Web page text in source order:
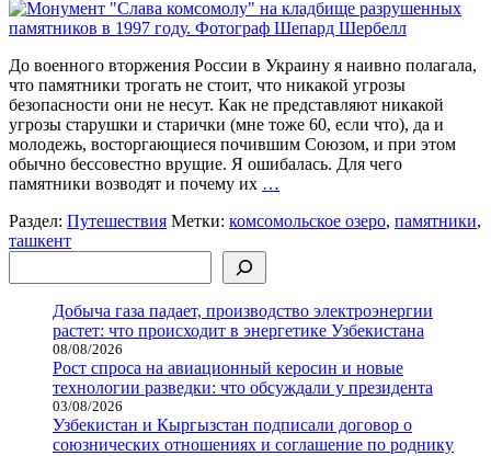
До военного вторжения России в Украину я наивно полагала,
что памятники трогать не стоит, что никакой угрозы
безопасности они не несут. Как не представляют никакой
угрозы старушки и старички (мне тоже 60, если что), да и
молодежь, восторгающиеся почившим Союзом, и при этом
обычно бессовестно врущие. Я ошибалась. Для чего
памятники возводят и почему их …
Раздел: Путешествия Метки: комсомольское озеро, памятники,
ташкент
Добыча газа падает, производство электроэнергии
растет: что происходит в энергетике Узбекистана
08/08/2026
Рост спроса на авиационный керосин и новые
технологии разведки: что обсуждали у президента
03/08/2026
Узбекистан и Кыргызстан подписали договор о
союзнических отношениях и соглашение по роднику